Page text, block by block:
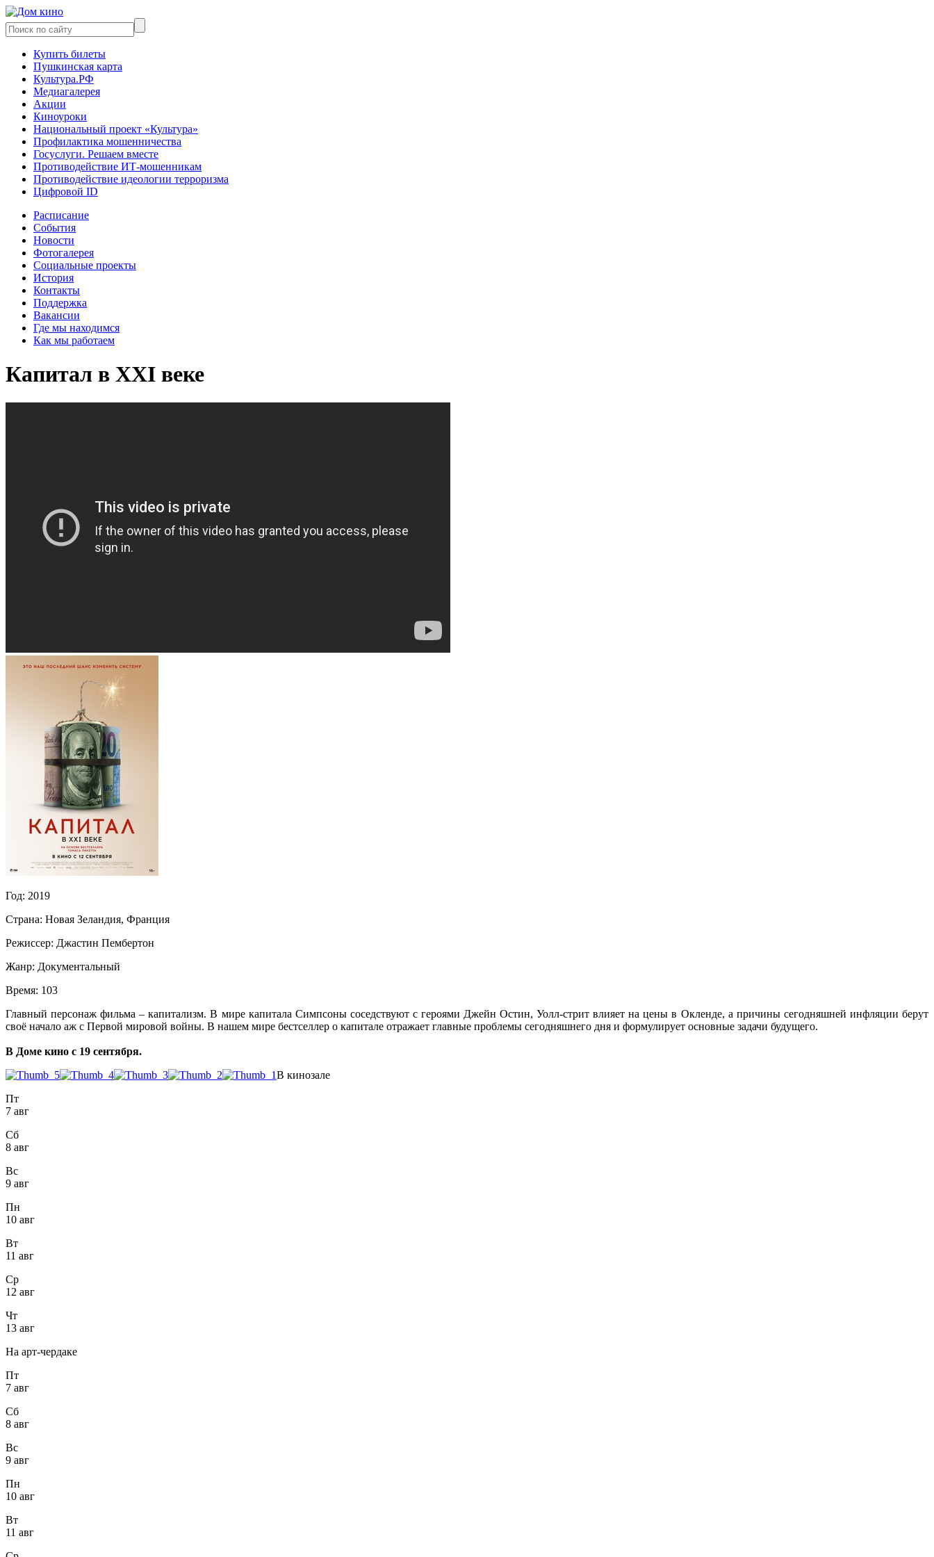
Купить билеты
Пушкинская карта
Культура.РФ
Медиагалерея
Акции
Киноуроки
Национальный проект «Культура»
Профилактика мошенничества
Госуслуги. Решаем вместе
Противодействие ИТ-мошенникам
Противодействие идеологии терроризма
Цифровой ID
Расписание
События
Новости
Фотогалерея
Социальные проекты
История
Контакты
Поддержка
Вакансии
Где мы находимся
Как мы работаем
Капитал в XXI веке
Год: 2019
Страна: Новая Зеландия, Франция
Режиссер: Джастин Пембертон
Жанр: Документальный
Время: 103
Главный персонаж фильма – капитализм. В мире капитала Симпсоны соседствуют с героями Джейн Остин, Уолл-стрит влияет на цены в Окленде, а причины сегодняшней инфляции берут
своё начало аж с Первой мировой войны. В нашем мире бестселлер о капитале отражает главные проблемы сегодняшнего дня и формулирует основные задачи будущего.
В Доме кино с 19 сентября.
В кинозале
Пт
7 авг
Сб
8 авг
Вс
9 авг
Пн
10 авг
Вт
11 авг
Ср
12 авг
Чт
13 авг
На арт-чердаке
Пт
7 авг
Сб
8 авг
Вс
9 авг
Пн
10 авг
Вт
11 авг